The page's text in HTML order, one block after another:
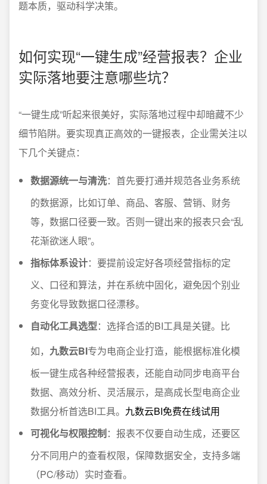
题本质，驱动科学决策。
如何实现“一键生成”经营报表？企业
实际落地要注意哪些坑？
“一键生成”听起来很美好，实际落地过程中却暗藏不少
细节陷阱。要实现真正高效的一键报表，企业需关注以
下几个关键点：
数据源统一与清洗：首先要打通并规范各业务系统
的数据源，比如订单、商品、客服、营销、财务
等，数据口径要一致。否则一键出来的报表只会“乱
花渐欲迷人眼”。
指标体系设计：要提前设定好各项经营指标的定
义、口径和算法，并在系统中固化，避免因个别业
务变化导致数据口径漂移。
自动化工具选型：选择合适的BI工具是关键。比
如， 九数云BI专为电商企业打造，能根据标准化模
板一键生成各种经营报表，还能自动同步电商平台
数据、高效分析、灵活展示，是高成长型电商企业
数据分析首选BI工具。 九数云BI免费在线试用
可视化与权限控制：报表不仅要自动生成，还要区
分不同用户的查看权限，保障数据安全，支持多端
（PC/移动）实时查看。